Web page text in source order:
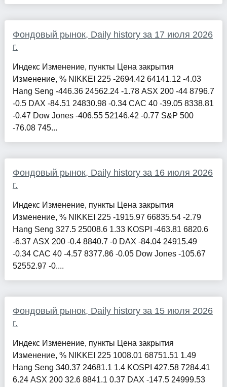
Фондовый рынок, Daily history за 17 июля 2026
г.
Индекс Изменение, пункты Цена закрытия
Изменение, % NIKKEI 225 -2694.42 64141.12 -4.03
Hang Seng -446.36 24562.24 -1.78 ASX 200 -44 8796.7
-0.5 DAX -84.51 24830.98 -0.34 CAC 40 -39.05 8338.81
-0.47 Dow Jones -406.55 52146.42 -0.77 S&P 500
-76.08 745...
Фондовый рынок, Daily history за 16 июля 2026
г.
Индекс Изменение, пункты Цена закрытия
Изменение, % NIKKEI 225 -1915.97 66835.54 -2.79
Hang Seng 327.5 25008.6 1.33 KOSPI -463.81 6820.6
-6.37 ASX 200 -0.4 8840.7 -0 DAX -84.04 24915.49
-0.34 CAC 40 -4.57 8377.86 -0.05 Dow Jones -105.67
52552.97 -0....
Фондовый рынок, Daily history за 15 июля 2026
г.
Индекс Изменение, пункты Цена закрытия
Изменение, % NIKKEI 225 1008.01 68751.51 1.49
Hang Seng 340.37 24681.1 1.4 KOSPI 427.58 7284.41
6.24 ASX 200 32.6 8841.1 0.37 DAX -147.5 24999.53